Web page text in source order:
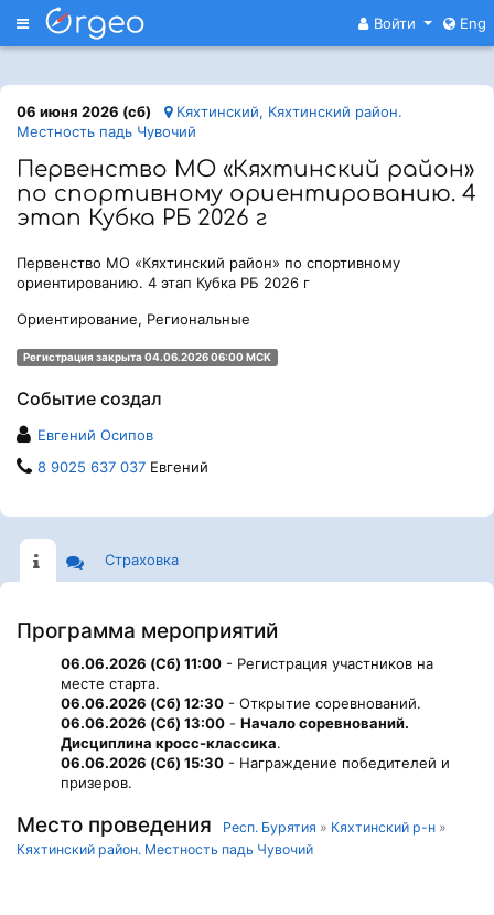
Меню Войти Eng
06 июня 2026 (сб)
Кяхтинский, Кяхтинский район.
Местность падь Чувочий
Первенство МО «Кяхтинский район»
по спортивному ориентированию. 4
этап Кубка РБ 2026 г
Первенство МО «Кяхтинский район» по спортивному
ориентированию. 4 этап Кубка РБ 2026 г
Ориентирование, Региональные
Регистрация закрыта 04.06.2026 06:00 МСК
Событие создал
Евгений Осипов
8 9025 637 037 Евгений
Страховка
Программа мероприятий
06.06.2026 (Сб) 11:00 - Регистрация участников на
месте старта.
06.06.2026 (Сб) 12:30 - Открытие соревнований.
06.06.2026 (Сб) 13:00 - Начало соревнований.
Дисциплина кросс-классика.
06.06.2026 (Сб) 15:30 - Награждение победителей и
призеров.
Место проведения Респ. Бурятия » Кяхтинский р-н »
Кяхтинский район. Местность падь Чувочий